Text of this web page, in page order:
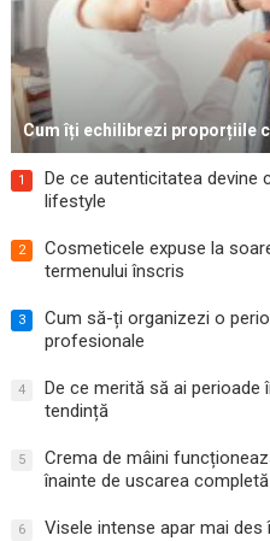
Cum îți echilibrezi proporțiile
1
De ce autenticitatea devine
lifestyle
2
Cosmeticele expuse la
termenului înscris
3
Cum să-ți organizezi o
profesionale
4
De ce merită să ai
tendință
5
Crema de mâini
înainte de uscarea completă
6 Visele intense apar mai